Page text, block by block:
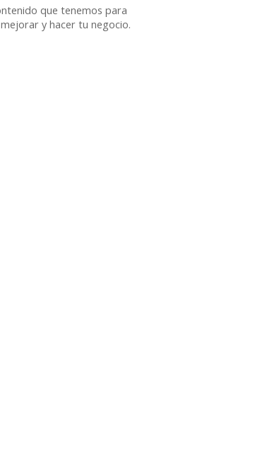
que tenemos para
y hacer tu negocio.